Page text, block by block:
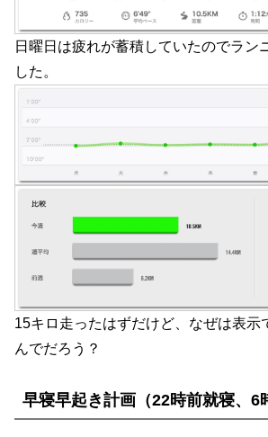
日曜日は疲れが蓄積していたのでラン
した。
15キロ走ったはずだけど、なぜは表示
んでだろう？
早寝早起き計画（22時前就寝、6